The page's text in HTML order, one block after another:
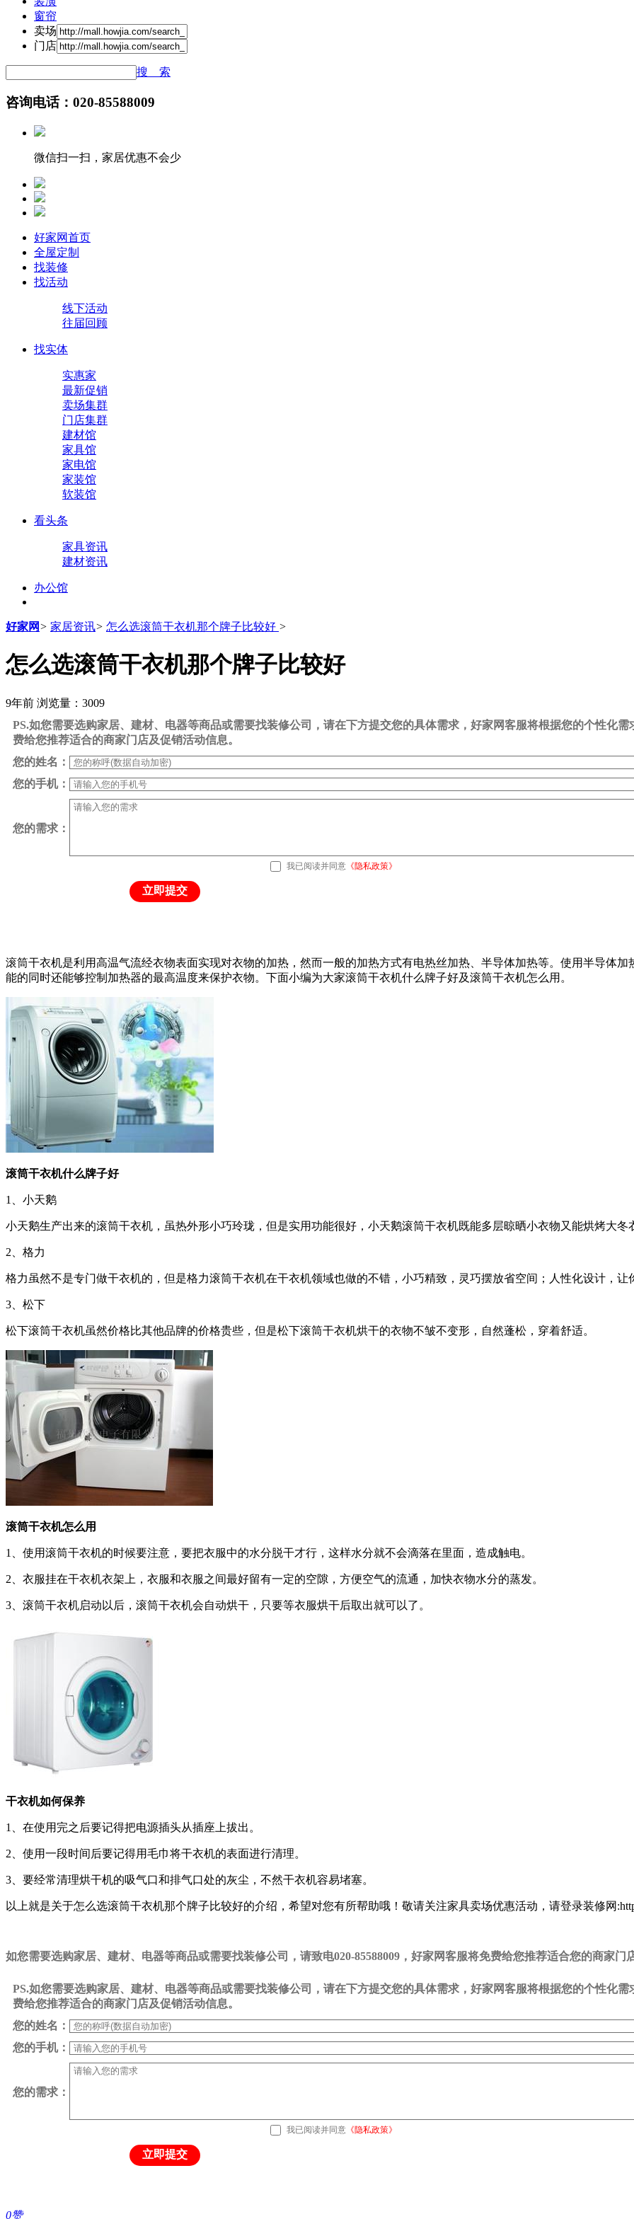
窗帘
卖场
门店
搜 索
咨询电话：020-85588009
微信扫一扫，家居优惠不会少
好家网首页
全屋定制
找装修
找活动
线下活动
往届回顾
找实体
实惠家
最新促销
卖场集群
门店集群
建材馆
家具馆
家电馆
家装馆
软装馆
看头条
家具资讯
建材资讯
办公馆
好家网> 家居资讯> 怎么选滚筒干衣机那个牌子比较好 >
怎么选滚筒干衣机那个牌子比较好
9年前 浏览量：3009
PS.如您需要选购家居、建材、电器等商品或需要找装修公司，请在下方提交您的具体需求，好家网客服将根据您的个性化需
费给您推荐适合的商家门店及促销活动信息。
您的姓名：
您的手机：
您的需求：
我已阅读并同意 《隐私政策》
立即提交
滚筒干衣机是利用高温气流经衣物表面实现对衣物的加热，然而一般的加热方式有电热丝加热、半导体加热等。使用半导体
能的同时还能够控制加热器的最高温度来保护衣物。下面小编为大家滚筒干衣机什么牌子好及滚筒干衣机怎么用。
滚筒干衣机什么牌子好
1、小天鹅
小天鹅生产出来的滚筒干衣机，虽热外形小巧玲珑，但是实用功能很好，小天鹅滚筒干衣机既能多层晾晒小衣物又能烘烤大
2、格力
格力虽然不是专门做干衣机的，但是格力滚筒干衣机在干衣机领域也做的不错，小巧精致，灵巧摆放省空间；人性化设计，让
3、松下
松下滚筒干衣机虽然价格比其他品牌的价格贵些，但是松下滚筒干衣机烘干的衣物不皱不变形，自然蓬松，穿着舒适。
滚筒干衣机怎么用
1、使用滚筒干衣机的时候要注意，要把衣服中的水分脱干才行，这样水分就不会滴落在里面，造成触电。
2、衣服挂在干衣机衣架上，衣服和衣服之间最好留有一定的空隙，方便空气的流通，加快衣物水分的蒸发。
3、滚筒干衣机启动以后，滚筒干衣机会自动烘干，只要等衣服烘干后取出就可以了。
干衣机如何保养
1、在使用完之后要记得把电源插头从插座上拔出。
2、使用一段时间后要记得用毛巾将干衣机的表面进行清理。
3、要经常清理烘干机的吸气口和排气口处的灰尘，不然干衣机容易堵塞。
以上就是关于怎么选滚筒干衣机那个牌子比较好的介绍，希望对您有所帮助哦！敬请关注家具卖场优惠活动，请登录装修网
如您需要选购家居、建材、电器等商品或需要找装修公司，请致电020-85588009，好家网客服将免费给您推荐适合您的商家门
PS.如您需要选购家居、建材、电器等商品或需要找装修公司，请在下方提交您的具体需求，好家网客服将根据您的个性化需
费给您推荐适合的商家门店及促销活动信息。
您的姓名：
您的手机：
您的需求：
我已阅读并同意 《隐私政策》
立即提交
0赞